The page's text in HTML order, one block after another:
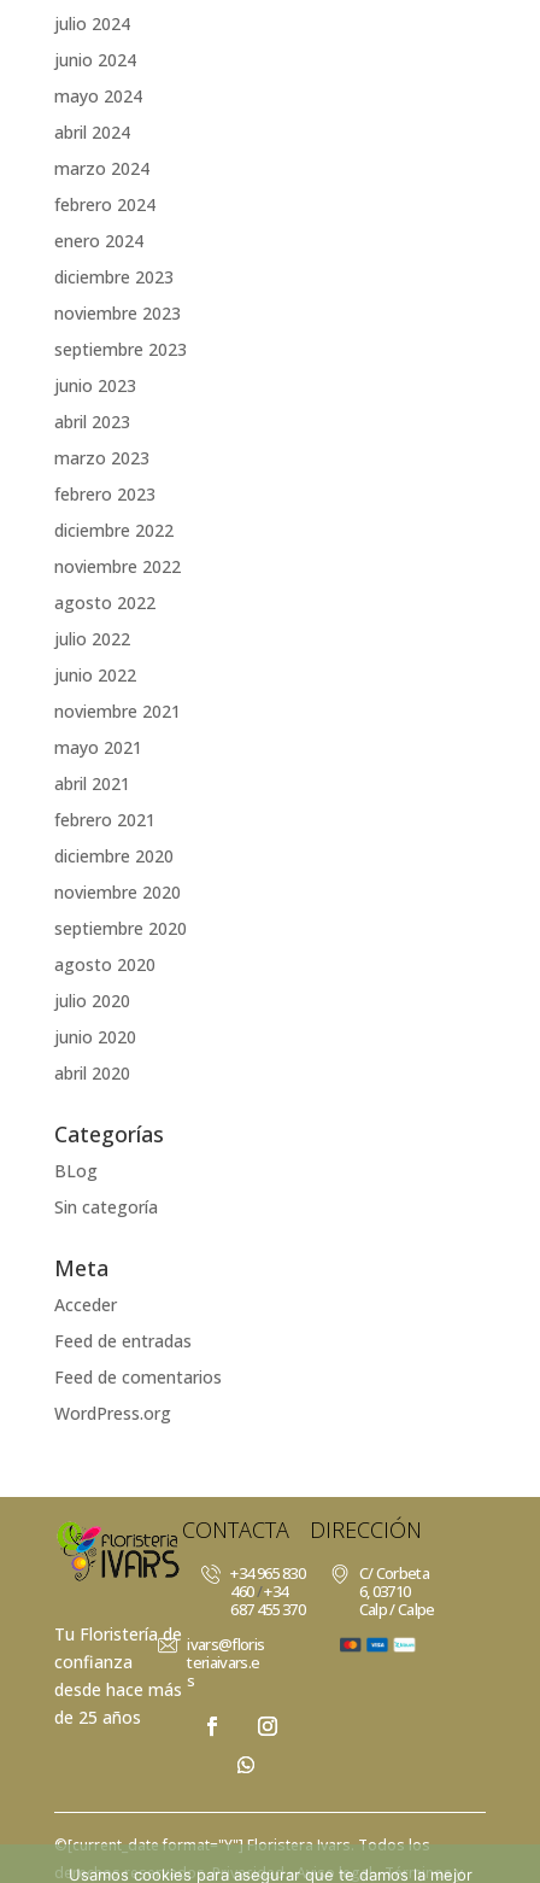
julio 2024
junio 2024
mayo 2024
abril 2024
marzo 2024
febrero 2024
enero 2024
diciembre 2023
noviembre 2023
septiembre 2023
junio 2023
abril 2023
marzo 2023
febrero 2023
diciembre 2022
noviembre 2022
agosto 2022
julio 2022
junio 2022
noviembre 2021
mayo 2021
abril 2021
febrero 2021
diciembre 2020
noviembre 2020
septiembre 2020
agosto 2020
julio 2020
junio 2020
abril 2020
Categorías
BLog
Sin categoría
Meta
Acceder
Feed de entradas
Feed de comentarios
WordPress.org
Tu Floristería de
confianza
desde hace más
de 25 años
CONTACTA
+34 965 830
460/+34
687 455 370
ivars@floris
teriaivars.e
s
DIRECCIÓN
C/ Corbeta
6, 03710
Calp / Calpe
©[current_date format="Y"] Floristera Ivars. Todos los
derechos reservados.Privacidad- Aviso legal -Términos y
Usamos cookies para asegurar que te damos la mejor